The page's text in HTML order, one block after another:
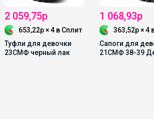
2 059,75р
653,22р × 4 в Сплит
Туфли для девочки
23СМФ черный лак
1 068,93р
363,52р × 4
Сапоги для
21СМФ 38-39